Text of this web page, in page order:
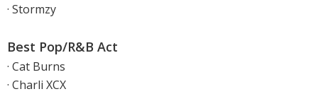
· Stormzy
Best Pop/R&B Act
· Cat Burns
· Charli XCX